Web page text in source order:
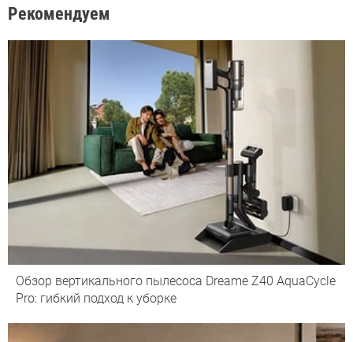
Рекомендуем
Обзор вертикального пылесоса Dreame Z40 AquaCycle
Pro: гибкий подход к уборке